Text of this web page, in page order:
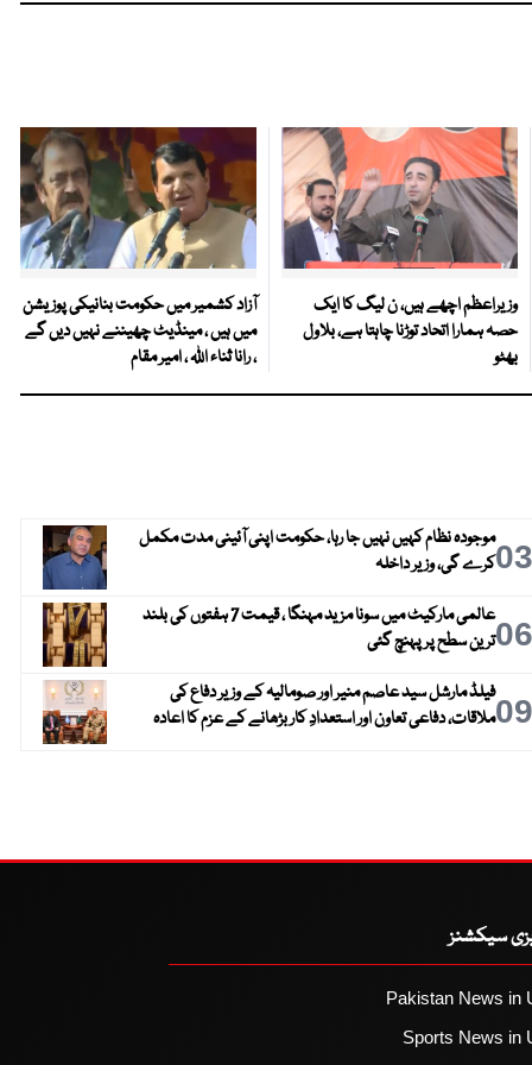
وزیراعظم اچھے ہیں، ن لیگ کا ایک
حصہ ہمارا اتحاد توڑنا چاہتا ہے، بلاول
بھٹو
آزاد کشمیر میں حکومت بنانیکی پوزیشن
میں ہیں ، مینڈیٹ چھیننے نہیں دیں گے
، رانا ثناء اللہ ، امیر مقام
03موجودہ نظام کہیں نہیں جا رہا، حکومت اپنی آئینی مدت مکمل
کرے گی، وزیر داخلہ
06
عالمی مارکیٹ میں سونا مزید مہنگا ، قیمت 7 ہفتوں کی بلند
ترین سطح پر پہنچ گئی
09فیلڈ مارشل سید عاصم منیر اور صومالیہ کے وزیر دفاع کی
ملاقات، دفاعی تعاون اور استعدادِ کار بڑھانے کے عزم کا اعادہ
سیکشنز
Pakistan News in
Sports News in